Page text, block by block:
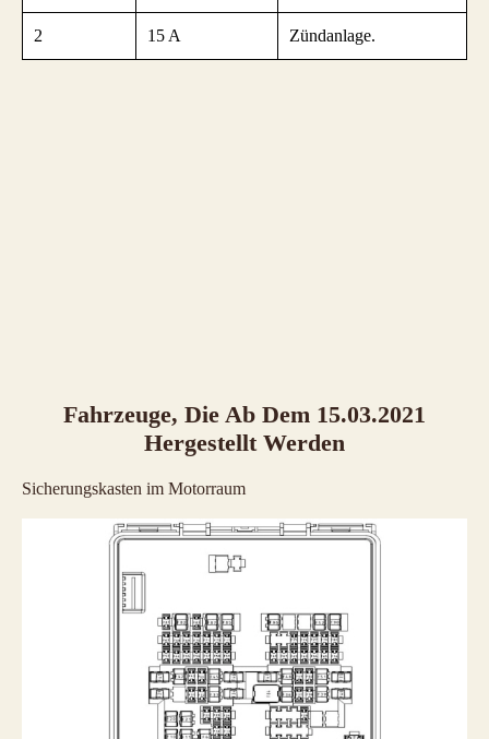
2 15 A Zündanlage.
Fahrzeuge, Die Ab Dem 15.03.2021
Hergestellt Werden
Sicherungskasten im Motorraum